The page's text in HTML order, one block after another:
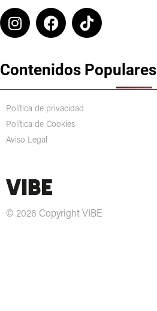
Contenidos Populares
Política de privacidad
Política de Cookies
Aviso Legal
© 2026 Copyright VIBE